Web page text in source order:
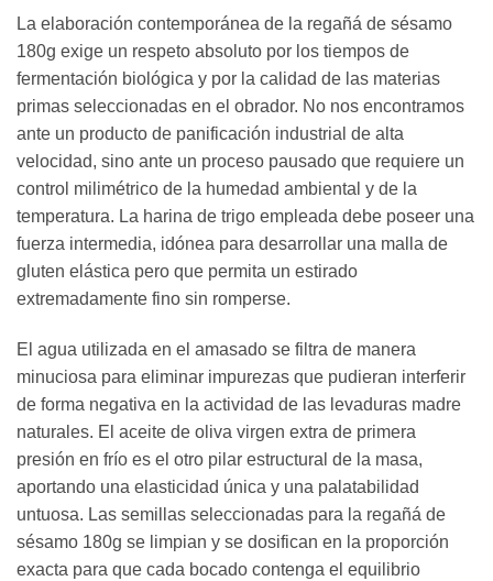
La elaboración contemporánea de la regañá de sésamo
180g exige un respeto absoluto por los tiempos de
fermentación biológica y por la calidad de las materias
primas seleccionadas en el obrador. No nos encontramos
ante un producto de panificación industrial de alta
velocidad, sino ante un proceso pausado que requiere un
control milimétrico de la humedad ambiental y de la
temperatura. La harina de trigo empleada debe poseer una
fuerza intermedia, idónea para desarrollar una malla de
gluten elástica pero que permita un estirado
extremadamente fino sin romperse.
El agua utilizada en el amasado se filtra de manera
minuciosa para eliminar impurezas que pudieran interferir
de forma negativa en la actividad de las levaduras madre
naturales. El aceite de oliva virgen extra de primera
presión en frío es el otro pilar estructural de la masa,
aportando una elasticidad única y una palatabilidad
untuosa. Las semillas seleccionadas para la regañá de
sésamo 180g se limpian y se dosifican en la proporción
exacta para que cada bocado contenga el equilibrio